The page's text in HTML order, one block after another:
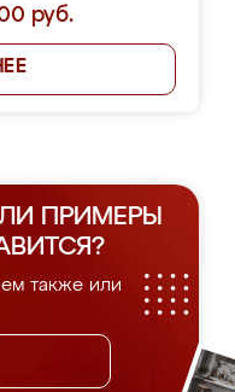
руб.
ПРИМЕРЫ
также или